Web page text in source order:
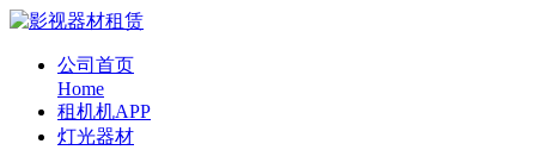
公司首页
Home
租机机APP
灯光器材